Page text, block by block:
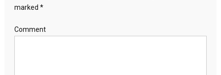
marked *
Comment